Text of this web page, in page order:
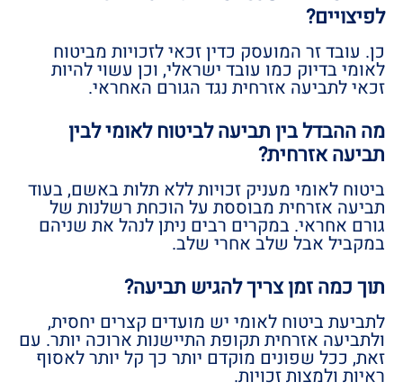
לפיצויים?
כן. עובד זר המועסק כדין זכאי לזכויות מביטוח
לאומי בדיוק כמו עובד ישראלי, וכן עשוי להיות
זכאי לתביעה אזרחית נגד הגורם האחראי.
מה ההבדל בין תביעה לביטוח לאומי לבין
תביעה אזרחית?
ביטוח לאומי מעניק זכויות ללא תלות באשם, בעוד
תביעה אזרחית מבוססת על הוכחת רשלנות של
גורם אחראי. במקרים רבים ניתן לנהל את שניהם
במקביל אבל שלב אחרי שלב.
תוך כמה זמן צריך להגיש תביעה?
לתביעת ביטוח לאומי יש מועדים קצרים יחסית,
ולתביעה אזרחית תקופת התיישנות ארוכה יותר. עם
זאת, ככל שפונים מוקדם יותר כך קל יותר לאסוף
ראיות ולמצות זכויות.